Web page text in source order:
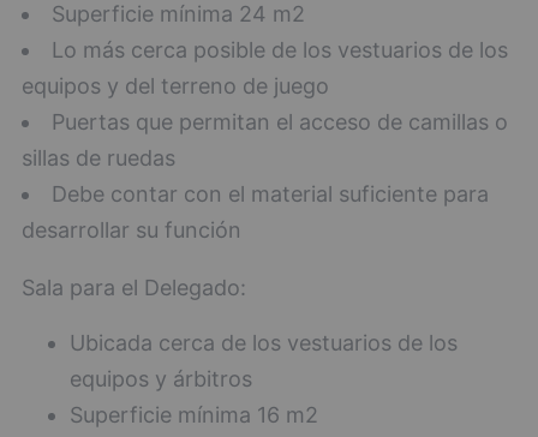
Superficie mínima 24 m2
Lo más cerca posible de los vestuarios de los
equipos y del terreno de juego
Puertas que permitan el acceso de camillas o
sillas de ruedas
Debe contar con el material suficiente para
desarrollar su función
Sala para el Delegado:
Ubicada cerca de los vestuarios de los
equipos y árbitros
Superficie mínima 16 m2